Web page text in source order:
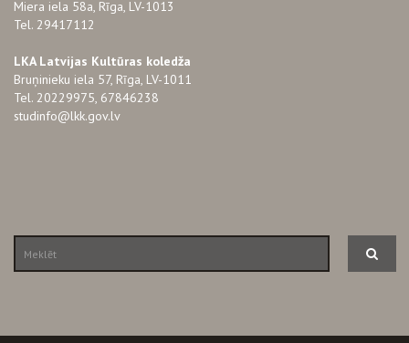
Miera iela 58a, Rīga, LV-1013
Tel. 29417112
LKA Latvijas Kultūras koledža
Bruņinieku iela 57, Rīga, LV-1011
Tel. 20229975, 67846238
studinfo@lkk.gov.lv